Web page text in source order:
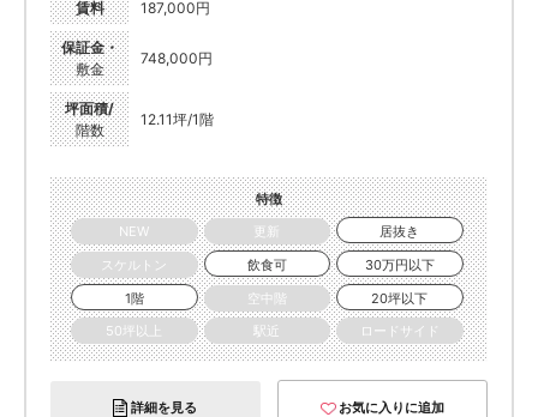
賃料 187,000円
保証金・
敷金
748,000円
坪面積/
階数
12.11坪/1階
特徴
NEW
更新
居抜き
スケルトン
飲食可
30万円以下
1階
空中階
20坪以下
50坪以上
駅近 ロードサイド
詳細を見る お気に入りに追加